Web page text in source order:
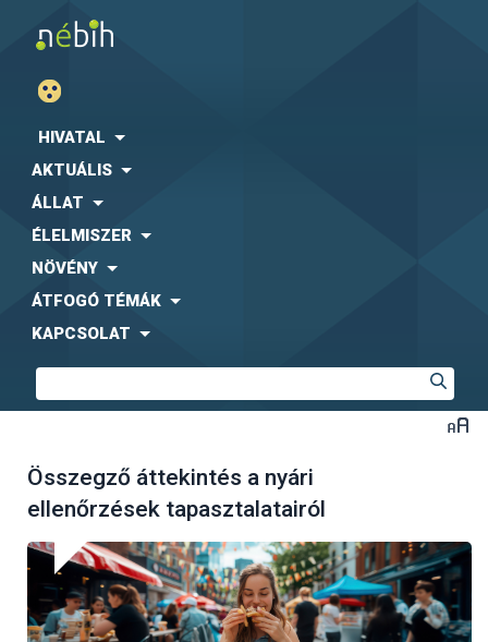
HIVATAL
AKTUÁLIS
ÁLLAT
ÉLELMISZER
NÖVÉNY
ÁTFOGÓ TÉMÁK
KAPCSOLAT
Összegző áttekintés a nyári
ellenőrzések tapasztalatairól